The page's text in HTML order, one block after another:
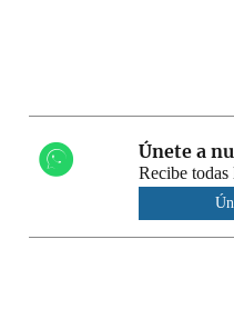
Únete a
Recibe todas